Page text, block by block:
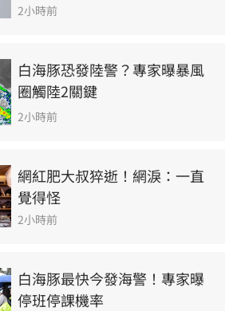
2小時前
白海豚恐發陸警？專家曝暴風
圈觸陸2關鍵
2小時前
網紅肥大叔猝逝！網淚：一直
覺得怪
2小時前
白海豚最快今發海警！專家曝
停班停課機率